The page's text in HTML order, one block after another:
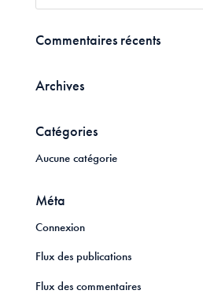
Commentaires récents
Archives
Catégories
Aucune catégorie
Méta
Connexion
Flux des publications
Flux des commentaires